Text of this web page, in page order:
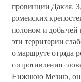
провинции Дакия.
ромейских
полоном и добычей
эти территории
о маршруте отряда
сопротивления
Нижнюю Мезию, они